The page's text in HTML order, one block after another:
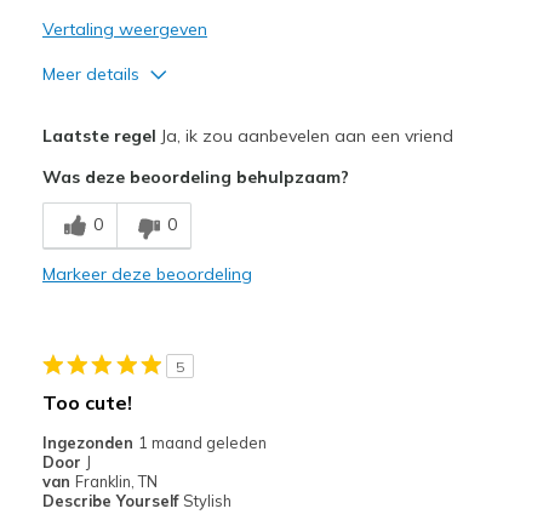
Vertaling weergeven
Meer details
Comfortable
Stylish
View On Shoes
I'm Really Into Shoes
Laatste regel Ja, ik zou aanbevelen aan een vriend
Was deze beoordeling behulpzaam?
0 0
Markeer deze beoordeling
5
Too cute!
Ingezonden 1 maand geleden
Door J
van Franklin, TN
Describe Yourself Stylish